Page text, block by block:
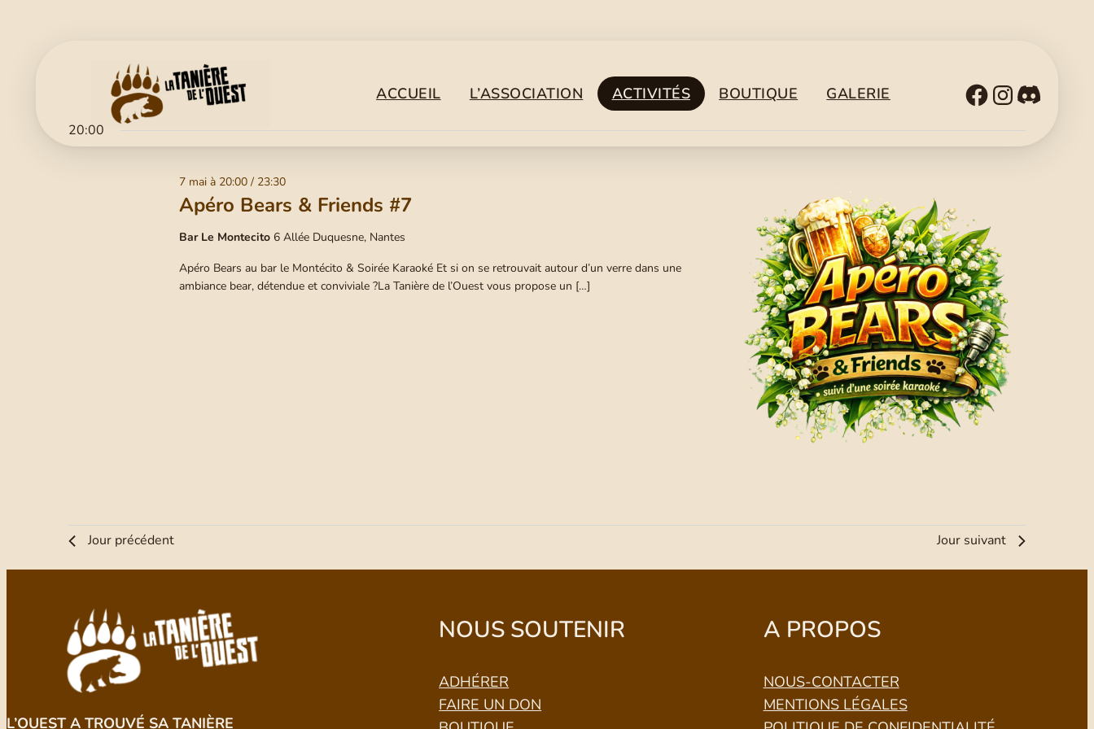
ACCUEIL L’ASSOCIATION ACTIVITÉS BOUTIQUE GALERIE Facebook
20:00
Apéro Bears & Friends #7
7 mai à 20:00/ 23:30
Bar Le Montecito 6 Allée Duquesne, Nantes
Apéro Bears au bar le Montécito & Soirée Karaoké Et si on se retrouvait autour d’un verre dans une
ambiance bear, détendue et conviviale ?La Tanière de l’Ouest vous propose un […]
Jour précédent Jour suivant
L’OUEST A TROUVÉ SA TANIÈRE
NOUS SOUTENIR
ADHÉRER
FAIRE UN DON
A PROPOS
NOUS-CONTACTER
MENTIONS LÉGALES